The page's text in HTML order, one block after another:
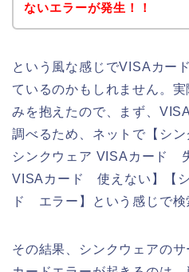
ないエラーが発生！！
という風な感じでVISAカー
ているのかもしれません。
みを抱えたので、まず、
調べるため、ネットで【シ
シンクウェア VISAカード
VISAカード 使えない】【
ド エラー】という感じで検
その結果、シンクウェアの